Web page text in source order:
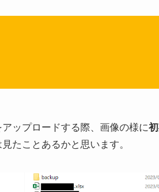
ップロードする際、画像の様に
たことあるかと思います。